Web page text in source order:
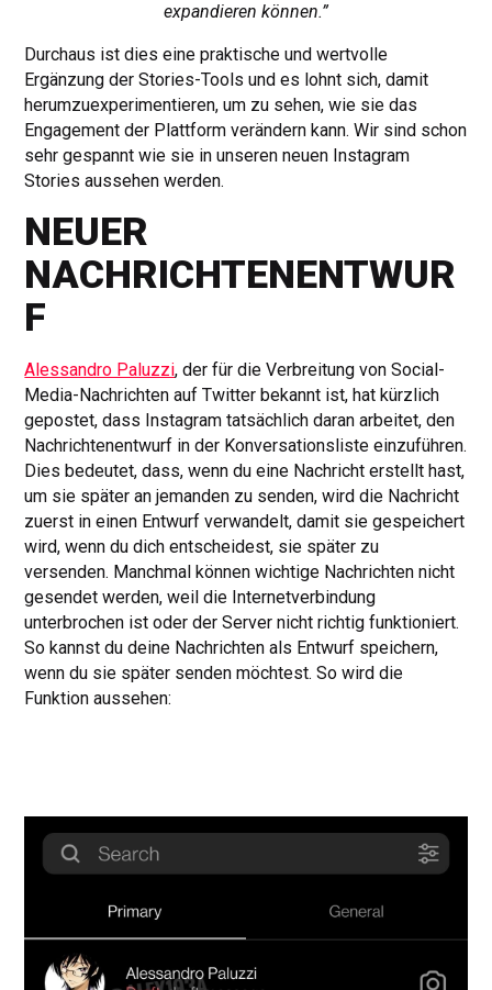
expandieren können.”
Durchaus ist dies eine praktische und wertvolle
Ergänzung der Stories-Tools und es lohnt sich, damit
herumzuexperimentieren, um zu sehen, wie sie das
Engagement der Plattform verändern kann. Wir sind schon
sehr gespannt wie sie in unseren neuen Instagram
Stories aussehen werden.
NEUER
NACHRICHTENENTWUR
F
Alessandro Paluzzi, der für die Verbreitung von Social-
Media-Nachrichten auf Twitter bekannt ist, hat kürzlich
gepostet, dass Instagram tatsächlich daran arbeitet, den
Nachrichtenentwurf in der Konversationsliste einzuführen.
Dies bedeutet, dass, wenn du eine Nachricht erstellt hast,
um sie später an jemanden zu senden, wird die Nachricht
zuerst in einen Entwurf verwandelt, damit sie gespeichert
wird, wenn du dich entscheidest, sie später zu
versenden. Manchmal können wichtige Nachrichten nicht
gesendet werden, weil die Internetverbindung
unterbrochen ist oder der Server nicht richtig funktioniert.
So kannst du deine Nachrichten als Entwurf speichern,
wenn du sie später senden möchtest. So wird die
Funktion aussehen: